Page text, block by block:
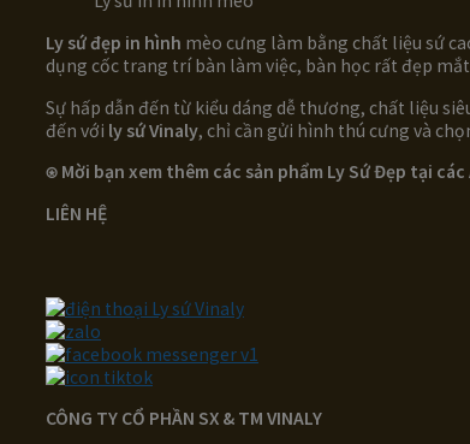
Ly sứ đẹp in hình mèo cưng làm bằng chất liệu sứ
dụng cốc trang trí bàn làm việc, bàn học rất đẹp
Sự hấp dẫn đến từ kiểu dáng dễ thương, chất liệu
đến với ly sứ Vinaly, chỉ cần gửi hình thú cưng và
⍟ Mời bạn xem thêm các sản phẩm Ly Sứ Đẹp tại các
LIÊN HỆ
CÔNG TY CỔ PHẦN SX & TM VINALY